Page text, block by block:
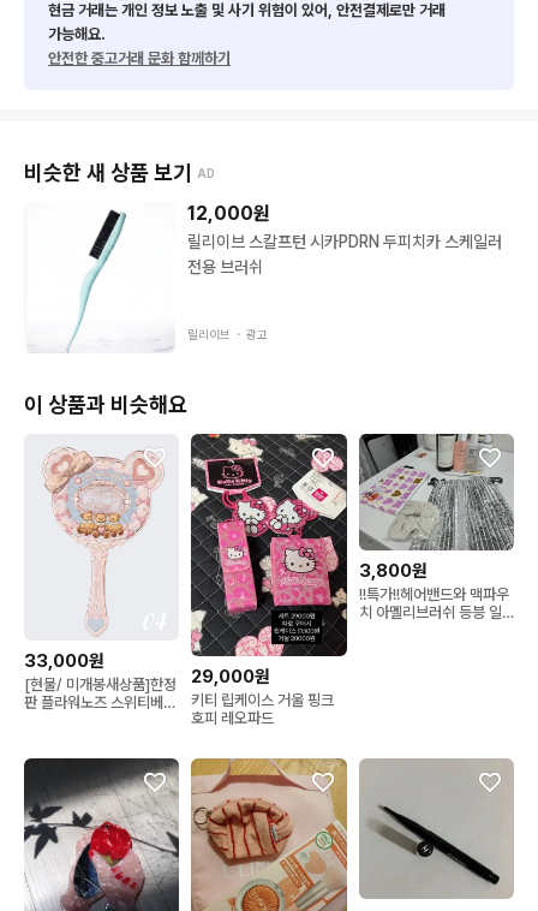
■​완벽한 상태: 박스째 보관만 해둔 미사용 제품으로, 금속 부분의
변색이나 흠집, 진주의 광택 손상 없이 신품급 컨디션을 유지하고
다.
*​안내 사항: 파손 면책 동의 시 안전하게 뽁뽁이로 감싸서 우체국/
편의점 택배로 발송해 드립니다. 중고 거래 특성상 반품은 어려우
니 신중한 구매 부탁드립니다.
​구매 원하시는 분은 쳇 주시기 바랍니다.
현금 거래는 개인 정보 노출 및 사기 위험이 있어, 안전결제로만 거래
가능해요.
안전한 중고거래 문화 함께하기
비슷한 새 상품 보기 AD
12,000원
릴리이브 스칼프턴 시카PDRN 두피치카 스케일러
전용 브러쉬
릴리이브 ・ 광고
이 상품과 비슷해요
33,000원
[현물/ 미개봉새상품]한정
판 플라워노즈 스위티베어
29,000원
키티 립케이스 거울 핑크
호피 레오파드
3,800원
!!특가!!헤어밴드와 맥파우
치 아멜리브러쉬 등븡 일